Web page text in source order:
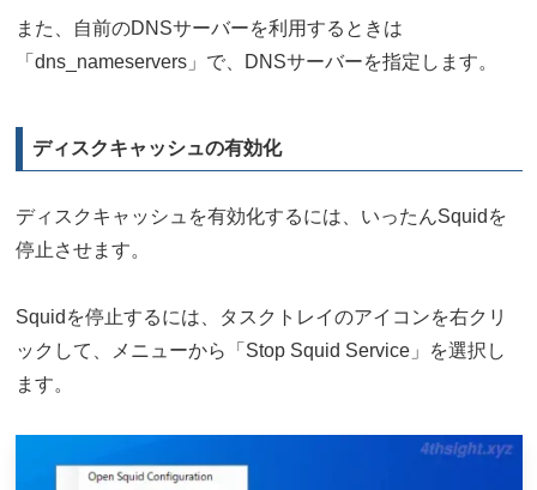
また、自前のDNSサーバーを利用するときは
「dns_nameservers」で、DNSサーバーを指定します。
ディスクキャッシュの有効化
ディスクキャッシュを有効化するには、いったんSquidを
停止させます。
Squidを停止するには、タスクトレイのアイコンを右クリ
ックして、メニューから「Stop Squid Service」を選択し
ます。